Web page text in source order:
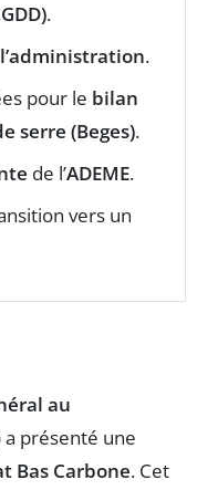
.
.
pour le bilan
serre (Beges).
de l’ADEME.
vers un
au
a présenté une
Bas Carbone. Cet